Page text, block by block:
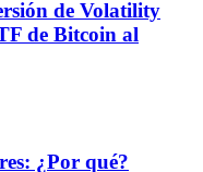
de Volatility
de Bitcoin al
¿Por qué?